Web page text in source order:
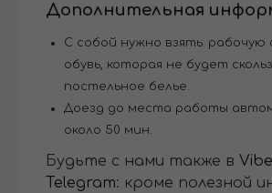
Дополнительная
С собой нужно взять: рабочую
обувь, которая не будет
постельное белье.
Доезд до места работы
около 50 мин.
Будьте с нами также в
Telegram: кроме полезной